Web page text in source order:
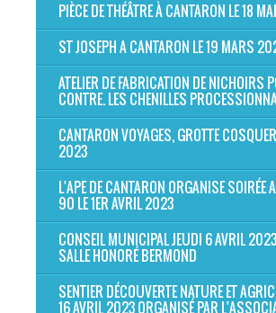
PIÈCE DE THÉÂTRE À CANTARON LE 18
ST JOSEPH A CANTARON LE 19 MARS
ATELIER DE FABRICATION DE NICHOIRS
CONTRE. LES CHENILLES
CANTARON VOYAGES, GROTTE
2023
L'APE DE CANTARON ORGANISE SOIRÉE
90 LE 1ER AVRIL 2023
CONSEIL MUNICIPAL JEUDI 6 AVRIL
SALLE HONORÉ BERMOND
SENTIER DÉCOUVERTE NATURE ET
16 AVRIL 2023 ORGANISÉ PAR